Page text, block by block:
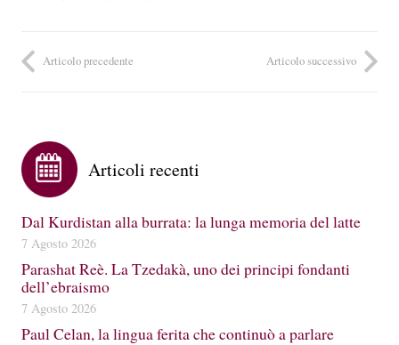
Articolo precedente Articolo successivo
Articoli recenti
Dal Kurdistan alla burrata: la lunga memoria del latte
7 Agosto 2026
Parashat Reè. La Tzedakà, uno dei principi fondanti
dell’ebraismo
7 Agosto 2026
Paul Celan, la lingua ferita che continuò a parlare